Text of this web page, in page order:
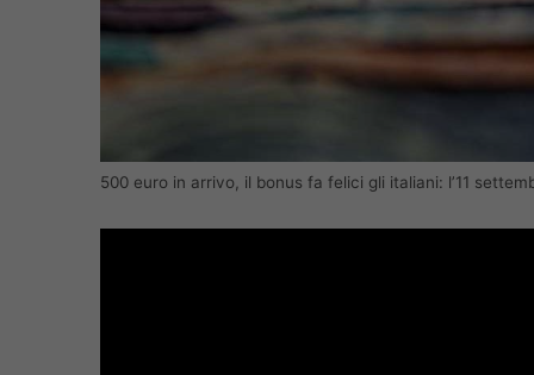
500 euro in arrivo, il bonus fa felici gli italiani: l’11